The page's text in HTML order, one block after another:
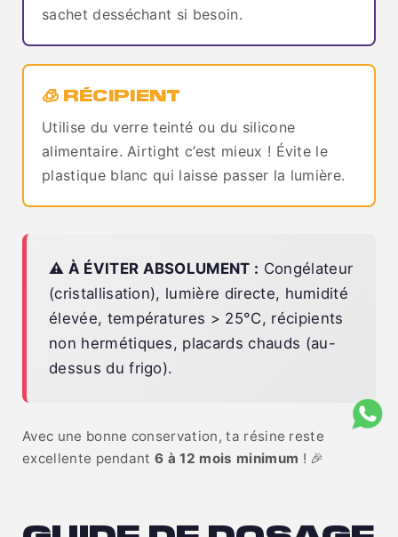
sachet desséchant si besoin.
🧊 RÉCIPIENT
Utilise du verre teinté ou du silicone
alimentaire. Airtight c’est mieux ! Évite le
plastique blanc qui laisse passer la lumière.
⚠️ À ÉVITER ABSOLUMENT : Congélateur
(cristallisation), lumière directe, humidité
élevée, températures > 25°C, récipients
non hermétiques, placards chauds (au-
dessus du frigo).
Avec une bonne conservation, ta résine reste
excellente pendant6 à 12 mois minimum ! 🎉